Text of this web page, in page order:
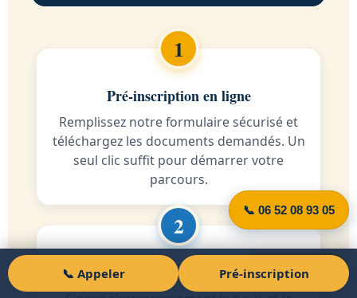
Pré-inscription en ligne
Remplissez notre formulaire sécurisé et
téléchargez les documents demandés. Un
seul clic suffit pour démarrer votre
parcours.
Signature électronique
📞 06 52 08 93 05
Pré-inscription
📞 Appeler Pré-inscription